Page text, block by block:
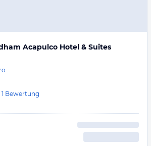
Acapulco Hotel & Suites
1 Bewertung